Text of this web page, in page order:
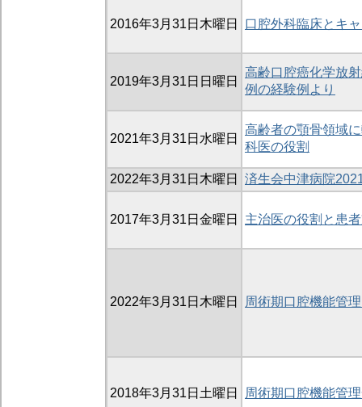
2016年3月31日木曜日 口腔外科臨床とキ
2019年3月31日日曜日
高齢口腔癌化学放
例の経験例より
2021年3月31日水曜日
高齢者の顎骨領域
科医の役割
2022年3月31日木曜日 済生会中津病院
2017年3月31日金曜日 主治医の役割と患
2022年3月31日木曜日 周術期口腔機能管
2018年3月31日土曜日 周術期口腔機能管